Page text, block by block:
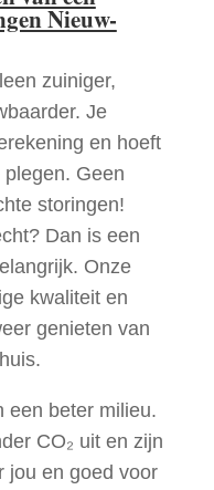
Nieuw-
zuiniger,
Je
en hoeft
Geen
storingen!
Dan is een
Onze
kwaliteit en
genieten van
een beter milieu.
CO₂ uit en zijn
jou en goed voor